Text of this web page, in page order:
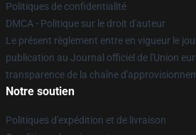
Politiques de confidentialité
DMCA - Politique sur le droit d'auteur
Le présent règlement entre en vigueur le
publication au Journal officiel de l'Union
transparence de la chaîne
Notre soutien
Politiques d'expédition et de livraison